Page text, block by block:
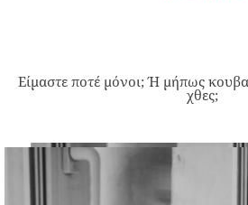
Είμαστε ποτέ μόνοι; Ή μήπως
χθες;